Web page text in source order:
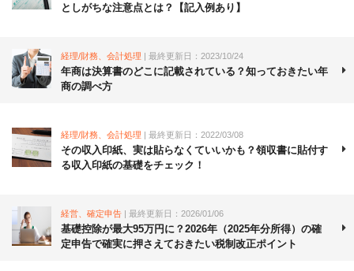
としがちな注意点とは？【記入例あり】
経理/財務、会計処理 | 最終更新日：2023/10/24
年商は決算書のどこに記載されている？知っておきたい年
商の調べ方
経理/財務、会計処理 | 最終更新日：2022/03/08
その収入印紙、実は貼らなくていいかも？領収書に貼付す
る収入印紙の基礎をチェック！
経営、確定申告 | 最終更新日：2026/01/06
基礎控除が最大95万円に？2026年（2025年分所得）の確
定申告で確実に押さえておきたい税制改正ポイント